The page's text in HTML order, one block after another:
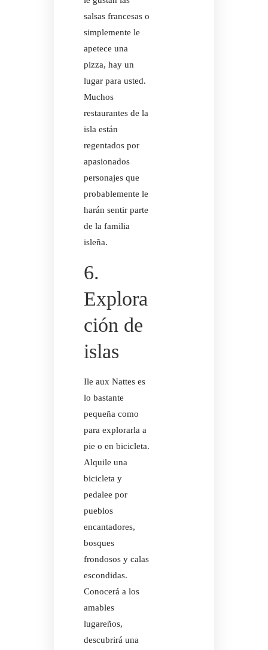
salsas francesas o
simplemente le
apetece una
pizza, hay un
lugar para usted.
Muchos
restaurantes de la
isla están
regentados por
apasionados
personajes que
probablemente le
harán sentir parte
de la familia
isleña.
6.
Explora
ción de
islas
Ile aux Nattes es
lo bastante
pequeña como
para explorarla a
pie o en bicicleta.
Alquile una
bicicleta y
pedalee por
pueblos
encantadores,
bosques
frondosos y calas
escondidas.
Conocerá a los
amables
lugareños,
descubrirá una